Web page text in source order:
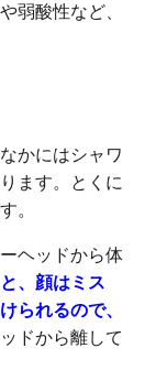
弱酸性など、
かにはシャワ
ます。とくに
。
ヘッドから体
、顔はミス
られるので、
ドから離して